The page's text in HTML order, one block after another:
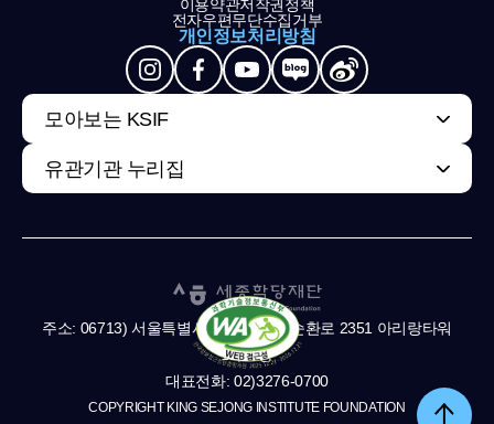
이용약관저작권정책
전자우편무단수집거부
개인정보처리방침
모아보는 KSIF
유관기관 누리집
주소: 06713) 서울특별시 서초구 남부순환로 2351 아리랑타워
11,13층
대표전화: 02)3276-0700
COPYRIGHT KING SEJONG INSTITUTE FOUNDATION